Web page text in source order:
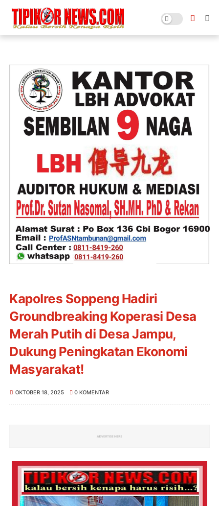
Kapolres Soppeng Hadiri
Groundbreaking Koperasi Desa
Merah Putih di Desa Jampu,
Dukung Peningkatan Ekonomi
Masyarakat!
OKTOBER 18, 2025 0 KOMENTAR